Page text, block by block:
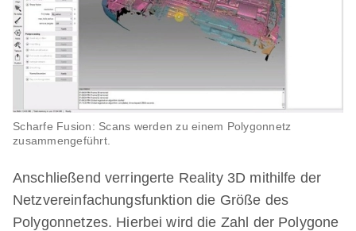
Scharfe Fusion: Scans werden zu einem Polygonnetz
zusammengeführt.
Anschließend verringerte Reality 3D mithilfe der
Netzvereinfachungsfunktion die Größe des
Polygonnetzes. Hierbei wird die Zahl der Polygone